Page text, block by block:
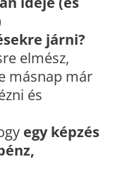
járni?
elmész,
másnap már
és
egy képzés